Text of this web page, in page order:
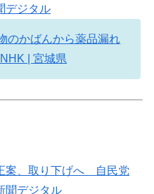
デジタル
のかばんから薬品漏れ
| 宮城県
案、取り下げへ 自民党
聞デジタル